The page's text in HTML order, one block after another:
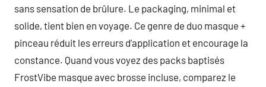
sans sensation de brûlure. Le packaging, minimal et
solide, tient bien en voyage. Ce genre de duo masque +
pinceau réduit les erreurs d’application et encourage la
constance. Quand vous voyez des packs baptisés
FrostVibe masque avec brosse incluse, comparez le